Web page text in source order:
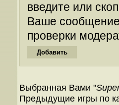
введите или
Ваше
проверки
Выбранная Вами "
Предыдущие игры по